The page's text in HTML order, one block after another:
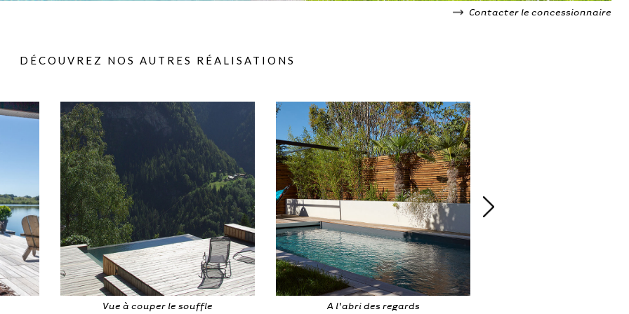
Contacter le concessionnaire
DÉCOUVREZ NOS AUTRES RÉALISATIONS
A l'abri des regards Bassin dans cour intérieure